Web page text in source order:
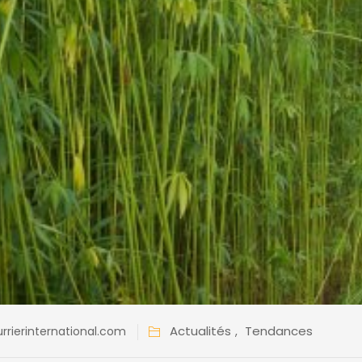
Actualités , Tendances